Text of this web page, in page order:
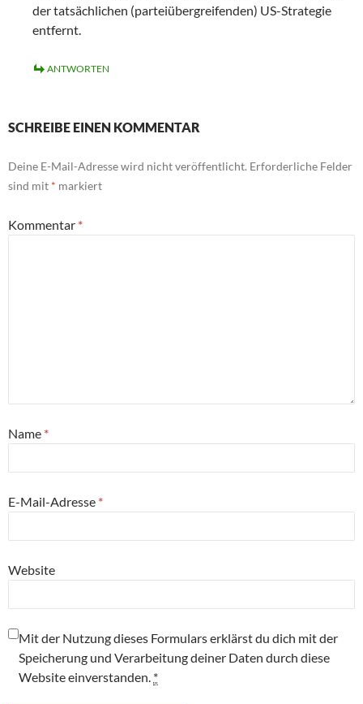
der tatsächlichen (parteiübergreifenden) US-Strategie
entfernt.
ANTWORTEN
SCHREIBE EINEN KOMMENTAR
Deine E-Mail-Adresse wird nicht veröffentlicht. Erforderliche Felder
sind mit * markiert
Kommentar *
Name *
E-Mail-Adresse *
Website
Mit der Nutzung dieses Formulars erklärst du dich mit der
Speicherung und Verarbeitung deiner Daten durch diese
Website einverstanden. *